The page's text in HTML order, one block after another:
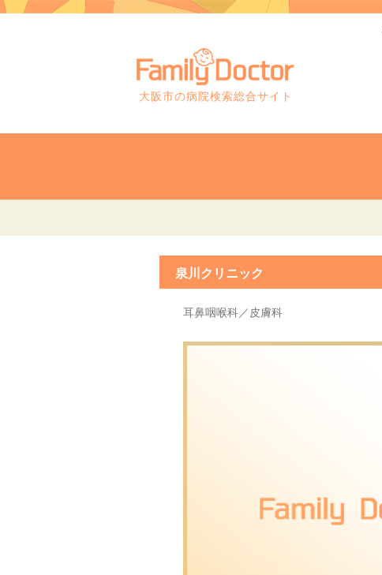
大阪市の病院検索総合サイト
泉川クリニック
耳鼻咽喉科／皮膚科